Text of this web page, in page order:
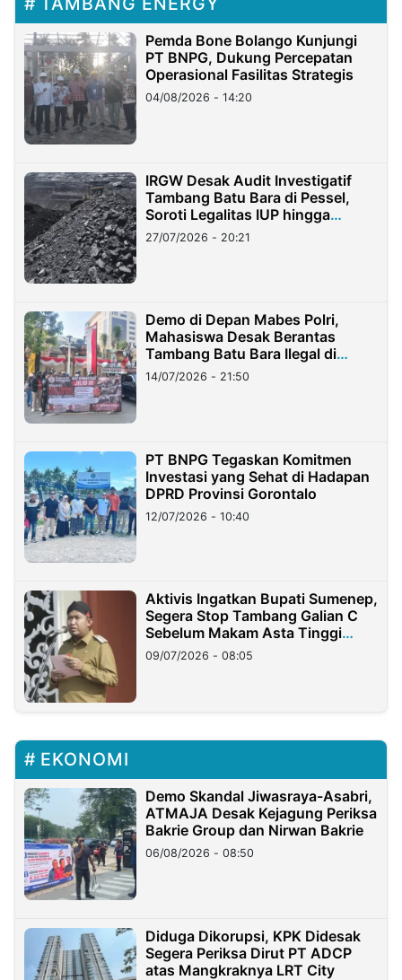
Pemda Bone Bolango Kunjungi
PT BNPG, Dukung Percepatan
Operasional Fasilitas Strategis
04/08/2026 - 14:20
IRGW Desak Audit Investigatif
Tambang Batu Bara di Pessel,
Soroti Legalitas IUP hingga
Stockpile
27/07/2026 - 20:21
Demo di Depan Mabes Polri,
Mahasiswa Desak Berantas
Tambang Batu Bara Ilegal di
Lampung
14/07/2026 - 21:50
PT BNPG Tegaskan Komitmen
Investasi yang Sehat di Hadapan
DPRD Provinsi Gorontalo
12/07/2026 - 10:40
Aktivis Ingatkan Bupati Sumenep,
Segera Stop Tambang Galian C
Sebelum Makam Asta Tinggi
Longsor
09/07/2026 - 08:05
EKONOMI
Demo Skandal Jiwasraya-Asabri,
ATMAJA Desak Kejagung Periksa
Bakrie Group dan Nirwan Bakrie
06/08/2026 - 08:50
Diduga Dikorupsi, KPK Didesak
Segera Periksa Dirut PT ADCP
atas Mangkraknya LRT City